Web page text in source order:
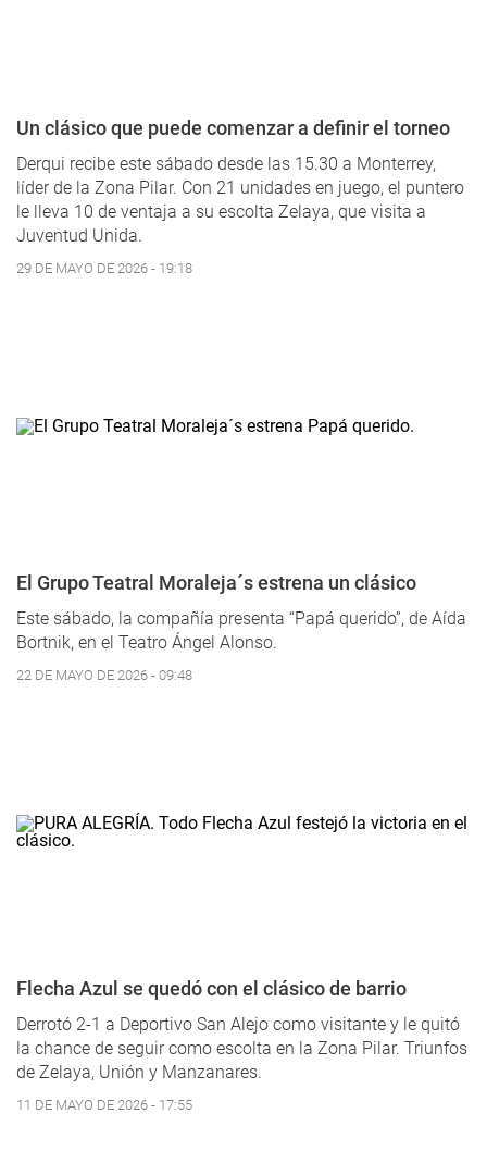
Un clásico que puede comenzar a definir el torneo
Derqui recibe este sábado desde las 15.30 a Monterrey,
líder de la Zona Pilar. Con 21 unidades en juego, el puntero
le lleva 10 de ventaja a su escolta Zelaya, que visita a
Juventud Unida.
29 DE MAYO DE 2026 - 19:18
El Grupo Teatral Moraleja´s estrena un clásico
Este sábado, la compañía presenta “Papá querido”, de Aída
Bortnik, en el Teatro Ángel Alonso.
22 DE MAYO DE 2026 - 09:48
Flecha Azul se quedó con el clásico de barrio
Derrotó 2-1 a Deportivo San Alejo como visitante y le quitó
la chance de seguir como escolta en la Zona Pilar. Triunfos
de Zelaya, Unión y Manzanares.
11 DE MAYO DE 2026 - 17:55